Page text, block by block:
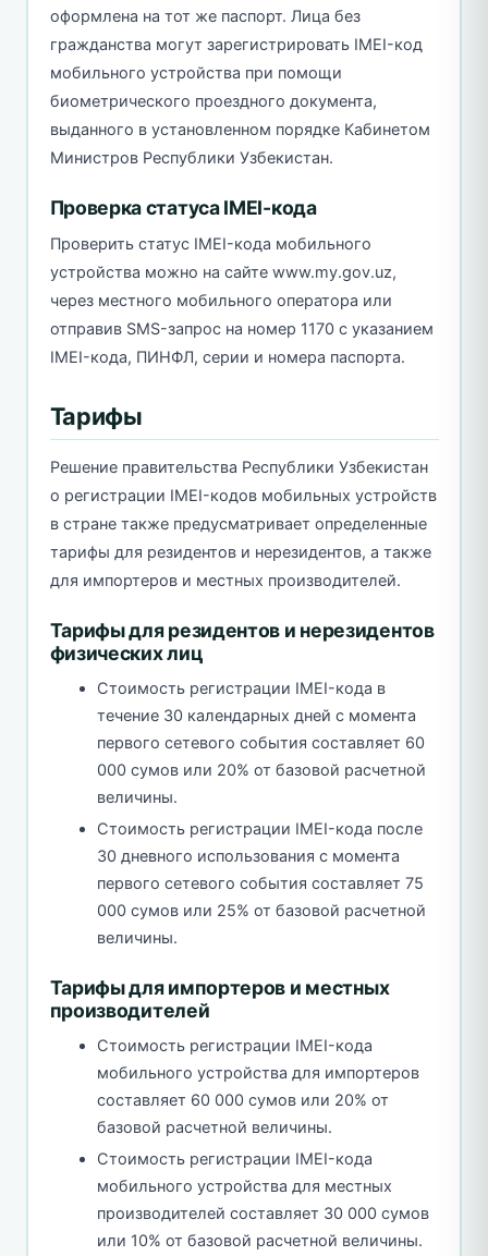
оформлена на тот же паспорт. Лица без
гражданства могут зарегистрировать IMEI-код
мобильного устройства при помощи
биометрического проездного документа,
выданного в установленном порядке Кабинетом
Министров Республики Узбекистан.
Проверка статуса IMEI-кода
Проверить статус IMEI-кода мобильного
устройства можно на сайте www.my.gov.uz,
через местного мобильного оператора или
отправив SMS-запрос на номер 1170 с указанием
IMEI-кода, ПИНФЛ, серии и номера паспорта.
Тарифы
Решение правительства Республики Узбекистан
о регистрации IMEI-кодов мобильных устройств
в стране также предусматривает определенные
тарифы для резидентов и нерезидентов, а также
для импортеров и местных производителей.
Тарифы для резидентов и нерезидентов
физических лиц
Стоимость регистрации IMEI-кода в
течение 30 календарных дней с момента
первого сетевого события составляет 60
000 сумов или 20% от базовой расчетной
величины.
Стоимость регистрации IMEI-кода после
30 дневного использования с момента
первого сетевого события составляет 75
000 сумов или 25% от базовой расчетной
величины.
Тарифы для импортеров и местных
производителей
Стоимость регистрации IMEI-кода
мобильного устройства для импортеров
составляет 60 000 сумов или 20% от
базовой расчетной величины.
Стоимость регистрации IMEI-кода
мобильного устройства для местных
производителей составляет 30 000 сумов
или 10% от базовой расчетной величины.